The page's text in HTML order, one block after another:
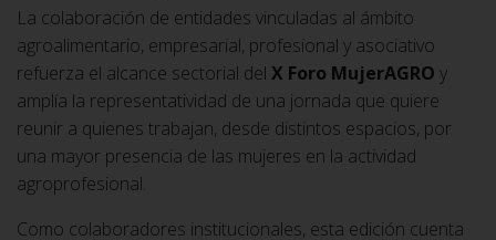
La colaboración de entidades vinculadas al ámbito
agroalimentario, empresarial, profesional y asociativo
refuerza el alcance sectorial del X Foro MujerAGRO y
amplía la representatividad de una jornada que quiere
reunir a quienes trabajan, desde distintos espacios, por
una mayor presencia de las mujeres en la actividad
agroprofesional.
Como colaboradores institucionales, esta edición cuenta